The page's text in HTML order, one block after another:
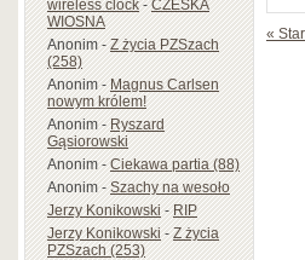
wireless clock-CZESKA
WIOSNA
Anonim-Z życia PZSzach
(258)
Anonim-Magnus Carlsen
nowym królem!
Anonim-Ryszard
Gąsiorowski
Anonim-Ciekawa partia (88)
Anonim-Szachy na wesoło
Jerzy Konikowski-RIP
Jerzy Konikowski-Z życia
PZSzach (253)
«